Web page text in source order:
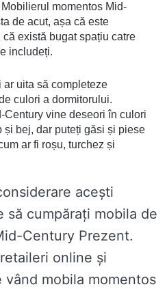
momentos Mid-
de acut, așa că este
există bugat spațiu catre
includeți.
uita să completeze
culori a dormitorului.
Century vine deseori în culori
și bej, dar puteți găsi și piese
ar fi roșu, turchez și
acești
cumpărați mobila de
Century Prezent.
online și
mobila momentos